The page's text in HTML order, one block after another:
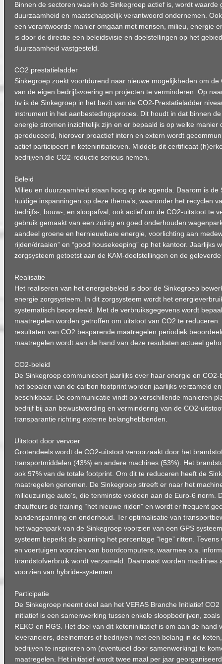
Binnen de sectoren waarin de Sinkegroep actief is, wordt waarde
duurzaamheid en maatschappelijk verantwoord ondernemen.
een verantwoorde manier omgaan met mensen, milieu, energie
is door de directie een beleidsvisie en doelstellingen op het
duurzaamheid vastgesteld.
CO2 prestatieladder
Sinkegroep zoekt voortdurend naar nieuwe mogelijkheden om de
van de eigen bedrijfsvoering en projecten te verminderen. Op
bv is de Sinkegroep in het bezit van de CO2-Prestatieladder
instrument in het aanbestedingsproces. Dit houdt in dat binnen
energie stromen inzichtelijk zijn en er bepaald is op welke manier
gereduceerd, hierover proactief intern en extern wordt
actief participeert in keteninitiatieven. Middels dit certificaat
bedrijven die CO2-reductie serieus nemen.
Beleid
Milieu en duurzaamheid staan hoog op de agenda. Daarom is de
huidige inspanningen op deze thema’s, waaronder het recyclen
bedrijfs-, bouw-, en sloopafval, ook actief om de CO2-uitstoot te
gebruik gemaakt van een zuinig en goed onderhouden
aandeel groene en hernieuwbare energie, voorlichting aan
rijden/draaien” en “good housekeeping” op het kantoor. Jaarlijks
zorgsysteem getoetst aan de KAM-doelstellingen en de
Realisatie
Het realiseren van het energiebeleid is door de Sinkegroep
energie zorgsysteem. In dit zorgsysteem wordt het
systematisch beoordeeld. Met de verbruiksgegevens wordt
maatregelen worden getroffen om uitstoot van CO2 te reduceren.
resultaten van CO2 besparende maatregelen periodiek
maatregelen wordt aan de hand van deze resultaten actueel
CO2-beleid
De Sinkegroep communiceert jaarlijks over haar energie en
het bepalen van de carbon footprint worden jaarlijks verzameld
beschikbaar. De communicatie vindt op verschillende manieren
bedrijf bij aan bewustwording en vermindering van de CO2-
transparantie richting externe belanghebbenden.
Uitstoot door vervoer
Grotendeels wordt de CO2-uitstoot veroorzaakt door het
transportmiddelen (43%) en andere machines (53%). Het
ook 97% van de totale footprint. Om dit te reduceren heeft de
maatregelen genomen. De Sinkegroep streeft er naar het
milieuzuinige auto’s, die tenminste voldoen aan de Euro-6 norm.
chauffeurs de training “het nieuwe rijden” en wordt er frequent
bandenspanning en onderhoud. Ter optimalisatie van
het wagenpark van de Sinkegroep voorzien van een GPS
systeem beperkt de planning het percentage “lege” ritten.
en voertuigen voorzien van boordcomputers, waarmee o.a.
brandstofverbruik wordt verzameld. Daarnaast worden machines
voorzien van hybride-systemen.
Participatie
De Sinkegroep neemt deel aan het VERAS Branche Initiatief
initiatief is een samenwerking tussen enkele sloopbedrijven,
REKO en RGS. Het doel van dit keteninitiatief is om aan de hand
leveranciers, deelnemers of bedrijven met een belang in de
bedrijven te inspireren om (eventueel door samenwerking) te
maatregelen. Het initiatief wordt twee maal per jaar